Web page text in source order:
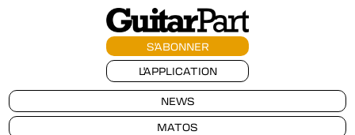
S'ABONNER
L'APPLICATION
NEWS
MATOS